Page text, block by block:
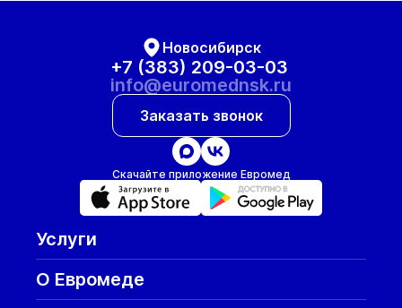
Новосибирск
+7 (383) 209-03-03
info@euromednsk.ru
Заказать звонок
Скачайте приложение Евромед
Услуги
О Евромеде